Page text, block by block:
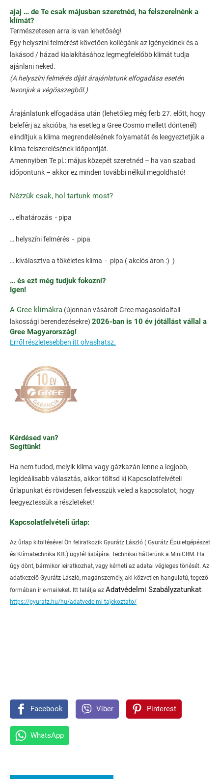
ajaj … de Te csak májusban szeretnéd, ha felszerelnénk a
klímát?
Természetesen arra is van lehetőség!
Egy helyszíni felmérést követően kollégánk az igényeidnek és a
lakásod / házad kialakításához legmegfelelőbb klímát tudja
ajánlani neked.
(A helyszíni felmérés díját árajánlatunk elfogadása esetén
levonjuk a végösszegből.)
Árajánlatunk elfogadása után (lehetőleg még ferb 27. előtt, hogy
beleférj az akcióba, ha esetleg a Gree Cosmo mellett döntenél)
elindítjuk a klíma megrendelésének folyamatát és leegyeztetjük a
klíma felszerelésének időpontját.
Amennyiben Te pl.: május közepét szeretnéd – ha van szabad
időpontunk – akkor ez minden további nélkül megoldható!
Nézzük csak, hol tartunk most?
… elhatározás - pipa
… helyszíni felmérés - pipa
… kiválasztva a tökéletes klíma - pipa ( akciós áron :) )
… és ezt még tudjuk fokozni?
Igen!
A Gree klímákra (újonnan vásárolt Gree magasoldalfali
lakossági berendezésekre) 2026-ban is 10 év jótállást vállal a
Gree Magyarország!
Erről részletesebben itt olvashatsz.
Kérdésed van?
Segítünk!
Ha nem tudod, melyik klíma vagy gázkazán lenne a legjobb,
legideálisabb választás, akkor töltsd ki Kapcsolatfelvételi
űrlapunkat és rövidesen felvesszük veled a kapcsolatot, hogy
leegyeztessük a részleteket!
Kapcsolatfelvételi űrlap:
Az űrlap kitöltésével Ön feliratkozik Gyurátz László ( Gyurátz Épületgépészet
és Klímatechnika Kft.) ügyfél listájára. Technikai hátterünk a MiniCRM. Ha
úgy dönt, bármikor leiratkozhat, vagy kérheti az adatai végleges törlését. Az
adatkezelő Gyurátz László, magánszemély, aki közvetlen hangulatú, tegező
formában ír e-maileket. Itt találja az Adatvédelmi Szabályzatunkat:
https://gyuratz.hu/hu/adatvedelmi-tajekoztato/
Facebook Viber Pinterest
WhatsApp